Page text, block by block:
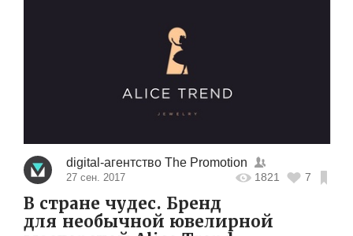
digital-агентство The Promotion
27 сен. 2017 1821 7
В стране чудес. Бренд
для необычной ювелирной